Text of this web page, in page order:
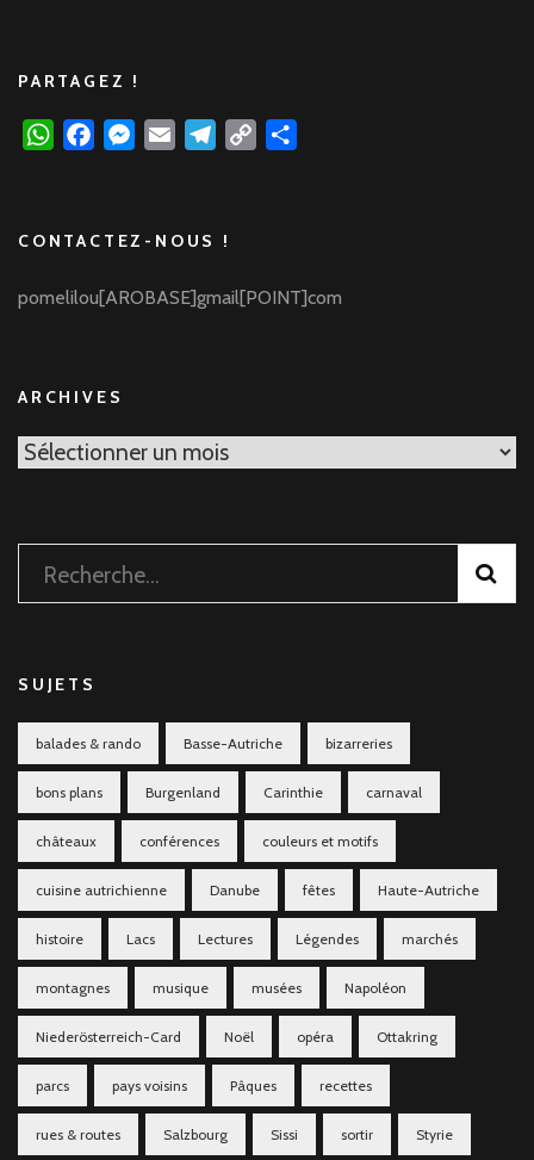
PARTAGEZ !
WhatsAppFacebookMessenger
Email Telegram
Copy
CONTACTEZ-NOUS !
pomelilou[AROBASE]gmail[POINT]com
ARCHIVES
Archives
Rechercher :
SUJETS
balades & rando Basse-Autriche bizarreries
bons plans Burgenland Carinthie carnaval
châteaux conférences couleurs et motifs
cuisine autrichienne Danube fêtes Haute-Autriche
histoire Lacs Lectures Légendes marchés
montagnes musique musées Napoléon
Niederösterreich-Card Noël opéra Ottakring
parcs pays voisins Pâques recettes
rues & routes Salzbourg Sissi sortir Styrie